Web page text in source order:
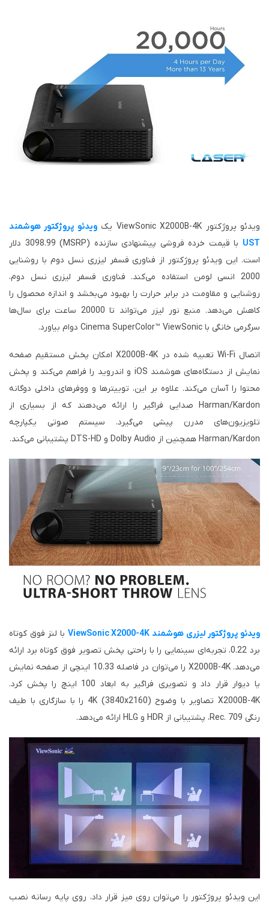
ویدئو پروژکتور ViewSonic X2000B-4K یک
ویدئو پروژکتور هوشمند
UST
با قیمت خرده فروشی پیشنهادی سازنده (MSRP) 3098.99 دلار
است. این ویدئو پروژکتور از فناوری فسفر لیزری نسل دوم با روشنایی
2000 انسی لومن استفاده می‌کند. فناوری فسفر لیزری نسل دوم،
روشنایی و مقاومت در برابر حرارت را بهبود می‌بخشد و اندازه محصول را
کاهش می‌دهد. منبع نور لیزر می‌تواند تا 20000 ساعت برای سال‌ها
سرگرمی خانگی با Cinema SuperColor™ ViewSonic دوام بیاورد.
اتصال Wi-Fi تعبیه شده در X2000B-4K امکان پخش مستقیم صفحه
نمایش از دستگاه‌های هوشمند iOS و اندروید را فراهم می‌کند و پخش
محتوا را آسان می‌کند. علاوه بر این، توییترها و ووفر‌های داخلی دوگانه
Harman/Kardon صدایی فراگیر را ارائه می‌دهند که از بسیاری از
تلویزیون‌های مدرن پیشی می‌گیرد. سیستم صوتی یکپارچه
Harman/Kardon همچنین از Dolby Audio و DTS-HD پشتیبانی می‌کند.
ویدئو پروژکتور لیزری هوشمند ViewSonic X2000-4K
با لنز فوق کوتاه
برد 0.22، تجربه‌ای سینمایی را با راحتی پخش تصویر فوق کوتاه برد ارائه
می‌دهد. X2000B-4K را می‌توان در فاصله 10.33 اینچی از صفحه نمایش
یا دیوار قرار داد و تصویری فراگیر به ابعاد 100 اینچ را پخش کرد.
X2000B-4K تصاویر با وضوح 4K (3840x2160) را با سازگاری با طیف
رنگی Rec. 709، پشتیبانی از HDR و HLG ارائه می‌دهد.
این ویدئو پروژکتور را می‌توان روی میز قرار داد، روی پایه رسانه نصب